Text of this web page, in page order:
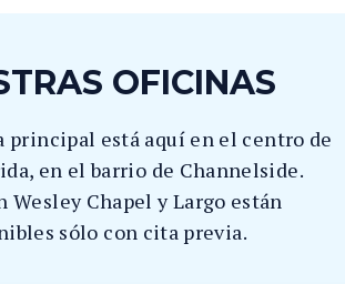
OFICINAS
principal está aquí en el centro de
en el barrio de Channelside.
Wesley Chapel y Largo están
sólo con cita previa.